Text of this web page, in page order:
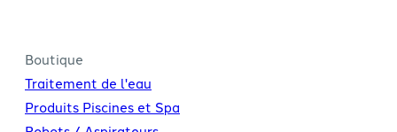
Boutique
Traitement de l'eau
Produits Piscines et Spa